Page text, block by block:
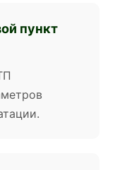
пункт